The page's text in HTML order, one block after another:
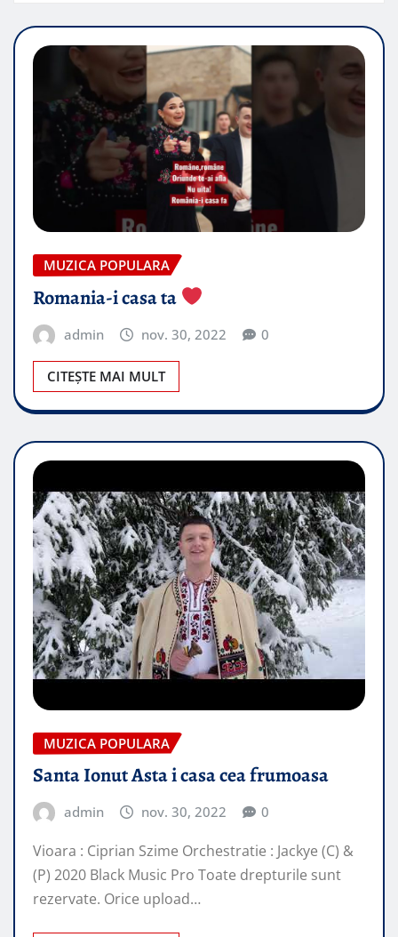
MUZICA POPULARA
Romania-i casa ta
admin nov. 30, 2022 0
CITEȘTE MAI MULT
MUZICA POPULARA
Santa Ionut Asta i casa cea frumoasa
admin nov. 30, 2022 0
Vioara : Ciprian Szime Orchestratie : Jackye (C) &
(P) 2020 Black Music Pro Toate drepturile sunt
rezervate. Orice upload…